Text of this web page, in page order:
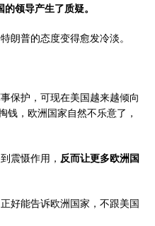
领导产生了质疑。
朗普的态度变得愈发冷淡。
保护，可现在美国越来越倾向
钱，欧洲国家自然不乐意了，
震慑作用， 反而让更多欧洲国
好能告诉欧洲国家，不跟美国